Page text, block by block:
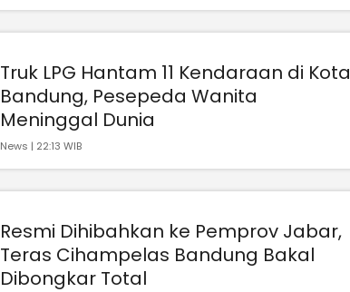
Truk LPG Hantam 11 Kendaraan di Kota
Bandung, Pesepeda Wanita
Meninggal Dunia
News | 22:13 WIB
Resmi Dihibahkan ke Pemprov Jabar,
Teras Cihampelas Bandung Bakal
Dibongkar Total